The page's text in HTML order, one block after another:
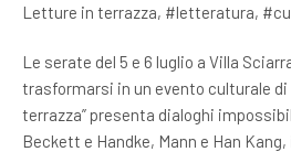
Letture in terrazza, #letteratura,
Le serate del 5 e 6 luglio a Villa
trasformarsi in un evento culturale di
terrazza” presenta dialoghi
Beckett e Handke, Mann e Han